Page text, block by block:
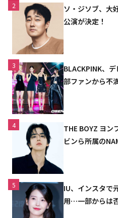
2
ソ・ジソブ、大
公演が決定！
3
BLACKPINK、
部ファンから不
4
THE BOYZ ヨン
ビンら所属の
5
IU、インスタで
用…一部からは